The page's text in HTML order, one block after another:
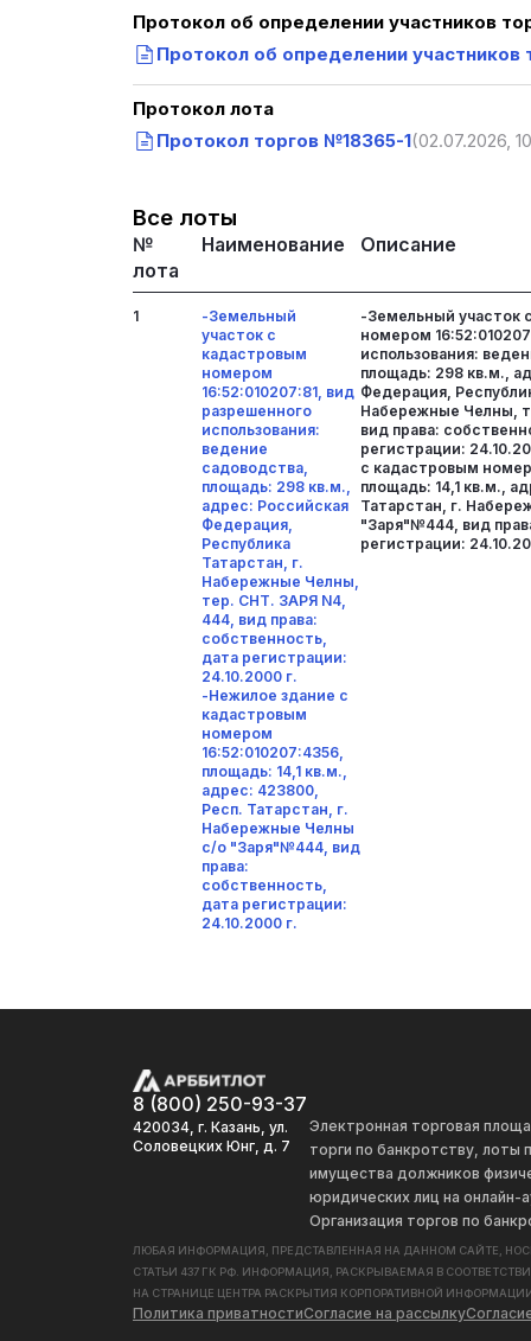
Протокол об определении участников
Протокол об определении участников
Протокол лота
Протокол торгов №18365-1(02.07.2026,
Все лоты
№
лота
Наименование Описание
1
-Земельный
участок с
кадастровым
номером
16:52:010207:81, вид
разрешенного
использования:
ведение
садоводства,
площадь: 298 кв.м.,
адрес: Российская
Федерация,
Республика
Татарстан, г.
Набережные Челны,
тер. СНТ. ЗАРЯ N4,
444, вид права:
собственность,
дата регистрации:
24.10.2000 г.
-Нежилое здание с
кадастровым
номером
16:52:010207:4356,
площадь: 14,1 кв.м.,
адрес: 423800,
Респ. Татарстан, г.
Набережные Челны
с/о "Заря"№444, вид
права:
собственность,
дата регистрации:
24.10.2000 г.
-Земельный участок
номером
использования:
площадь: 298 кв.м.,
Федерация,
Набережные Челны,
вид права:
регистрации:
с кадастровым
площадь: 14,1 кв.м.,
Татарстан, г.
"Заря"№444, вид
регистрации:
8 (800) 250-93-37
420034, г. Казань, ул.
Соловецких Юнг, д. 7
Электронная торговая
торги по банкротству, лоты
имущества должников
юридических лиц на онлайн-
Организация торгов по
ЛЮБАЯ ИНФОРМАЦИЯ, ПРЕДСТАВЛЕННАЯ НА ДАННОМ САЙТЕ,
СТАТЬИ 437 ГК РФ. ИНФОРМАЦИЯ, РАСКРЫВАЕМАЯ В
НА СТРАНИЦЕ ЦЕНТРА РАСКРЫТИЯ КОРПОРАТИВНОЙ
Политика приватностиСогласие на рассылку